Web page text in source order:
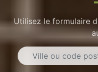
Utilisez le formulaire